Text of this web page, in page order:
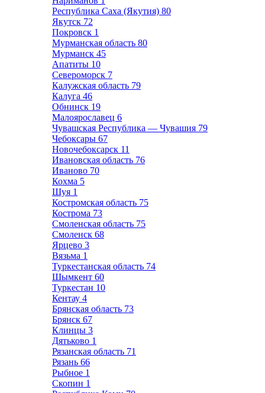
Республика Саха (Якутия) 80
Якутск 72
Покровск 1
Мурманская область 80
Мурманск 45
Апатиты 10
Североморск 7
Калужская область 79
Калуга 46
Обнинск 19
Малоярославец 6
Чувашская Республика — Чувашия 79
Чебоксары 67
Новочебоксарск 11
Ивановская область 76
Иваново 70
Кохма 5
Шуя 1
Костромская область 75
Кострома 73
Смоленская область 75
Смоленск 68
Ярцево 3
Вязьма 1
Туркестанская область 74
Шымкент 60
Туркестан 10
Кентау 4
Брянская область 73
Брянск 67
Клинцы 3
Дятьково 1
Рязанская область 71
Рязань 66
Рыбное 1
Скопин 1